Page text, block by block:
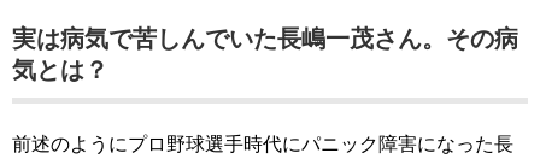
実は病気で苦しんでいた長嶋一茂さん。その病
気とは？
前述のようにプロ野球選手時代にパニック障害になった長